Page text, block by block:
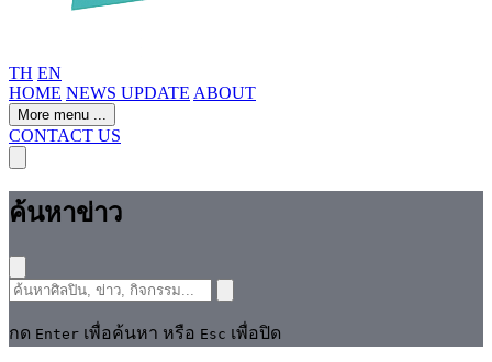
TH EN
HOME NEWS UPDATE ABOUT
More menu ...
CONTACT US
ค้นหาข่าว
กด Enter เพื่อค้นหา หรือ Esc เพื่อปิด